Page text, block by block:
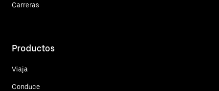
Carreras
Productos
Viaja
Conduce